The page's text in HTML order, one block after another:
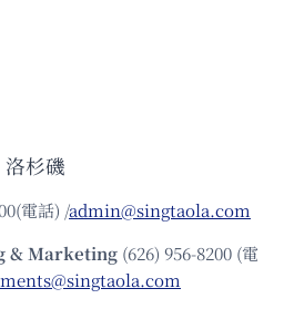
洛杉磯
電話) /admin@singtaola.com
& Marketing (626) 956-8200 (電